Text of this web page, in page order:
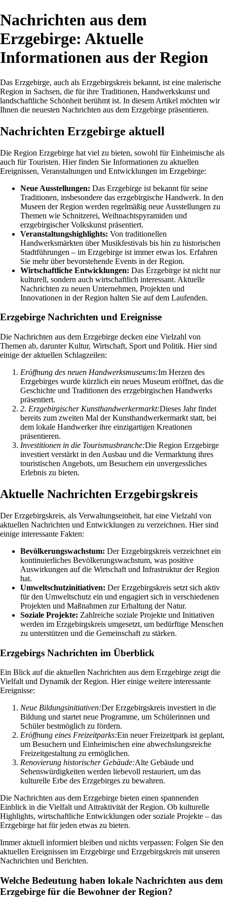
Nachrichten aus dem
Erzgebirge: Aktuelle
Informationen aus der Region
Das Erzgebirge, auch als Erzgebirgskreis bekannt, ist eine malerische
Region in Sachsen, die für ihre Traditionen, Handwerkskunst und
landschaftliche Schönheit berühmt ist. In diesem Artikel möchten wir
Ihnen die neuesten Nachrichten aus dem Erzgebirge präsentieren.
Nachrichten Erzgebirge aktuell
Die Region Erzgebirge hat viel zu bieten, sowohl für Einheimische als
auch für Touristen. Hier finden Sie Informationen zu aktuellen
Ereignissen, Veranstaltungen und Entwicklungen im Erzgebirge:
Neue Ausstellungen: Das Erzgebirge ist bekannt für seine
Traditionen, insbesondere das erzgebirgische Handwerk. In den
Museen der Region werden regelmäßig neue Ausstellungen zu
Themen wie Schnitzerei, Weihnachtspyramiden und
erzgebirgischer Volkskunst präsentiert.
Veranstaltungshighlights: Von traditionellen
Handwerksmärkten über Musikfestivals bis hin zu historischen
Stadtführungen – im Erzgebirge ist immer etwas los. Erfahren
Sie mehr über bevorstehende Events in der Region.
Wirtschaftliche Entwicklungen: Das Erzgebirge ist nicht nur
kulturell, sondern auch wirtschaftlich interessant. Aktuelle
Nachrichten zu neuen Unternehmen, Projekten und
Innovationen in der Region halten Sie auf dem Laufenden.
Erzgebirge Nachrichten und Ereignisse
Die Nachrichten aus dem Erzgebirge decken eine Vielzahl von
Themen ab, darunter Kultur, Wirtschaft, Sport und Politik. Hier sind
einige der aktuellen Schlagzeilen:
Eröffnung des neuen Handwerksmuseums:Im Herzen des
Erzgebirges wurde kürzlich ein neues Museum eröffnet, das die
Geschichte und Traditionen des erzgebirgischen Handwerks
präsentiert.
2. Erzgebirgischer Kunsthandwerkermarkt:Dieses Jahr findet
bereits zum zweiten Mal der Kunsthandwerkermarkt statt, bei
dem lokale Handwerker ihre einzigartigen Kreationen
präsentieren.
Investitionen in die Tourismusbranche:Die Region Erzgebirge
investiert verstärkt in den Ausbau und die Vermarktung ihres
touristischen Angebots, um Besuchern ein unvergessliches
Erlebnis zu bieten.
Aktuelle Nachrichten Erzgebirgskreis
Der Erzgebirgskreis, als Verwaltungseinheit, hat eine Vielzahl von
aktuellen Nachrichten und Entwicklungen zu verzeichnen. Hier sind
einige interessante Fakten:
Bevölkerungswachstum: Der Erzgebirgskreis verzeichnet ein
kontinuierliches Bevölkerungswachstum, was positive
Auswirkungen auf die Wirtschaft und Infrastruktur der Region
hat.
Umweltschutzinitiativen: Der Erzgebirgskreis setzt sich aktiv
für den Umweltschutz ein und engagiert sich in verschiedenen
Projekten und Maßnahmen zur Erhaltung der Natur.
Soziale Projekte: Zahlreiche soziale Projekte und Initiativen
werden im Erzgebirgskreis umgesetzt, um bedürftige Menschen
zu unterstützen und die Gemeinschaft zu stärken.
Erzgebirgs Nachrichten im Überblick
Ein Blick auf die aktuellen Nachrichten aus dem Erzgebirge zeigt die
Vielfalt und Dynamik der Region. Hier einige weitere interessante
Ereignisse:
Neue Bildungsinitiativen:Der Erzgebirgskreis investiert in die
Bildung und startet neue Programme, um Schülerinnen und
Schüler bestmöglich zu fördern.
Eröffnung eines Freizeitparks:Ein neuer Freizeitpark ist geplant,
um Besuchern und Einheimischen eine abwechslungsreiche
Freizeitgestaltung zu ermöglichen.
Renovierung historischer Gebäude:Alte Gebäude und
Sehenswürdigkeiten werden liebevoll restauriert, um das
kulturelle Erbe des Erzgebirges zu bewahren.
Die Nachrichten aus dem Erzgebirge bieten einen spannenden
Einblick in die Vielfalt und Attraktivität der Region. Ob kulturelle
Highlights, wirtschaftliche Entwicklungen oder soziale Projekte – das
Erzgebirge hat für jeden etwas zu bieten.
Immer aktuell informiert bleiben und nichts verpassen: Folgen Sie den
aktuellen Ereignissen im Erzgebirge und Erzgebirgskreis mit unseren
Nachrichten und Berichten.
Welche Bedeutung haben lokale Nachrichten aus dem
Erzgebirge für die Bewohner der Region?